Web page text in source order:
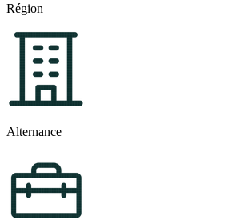
Les enjeux du développement durable
Agir pour le développement durable
Conclusion
Région
Alternance